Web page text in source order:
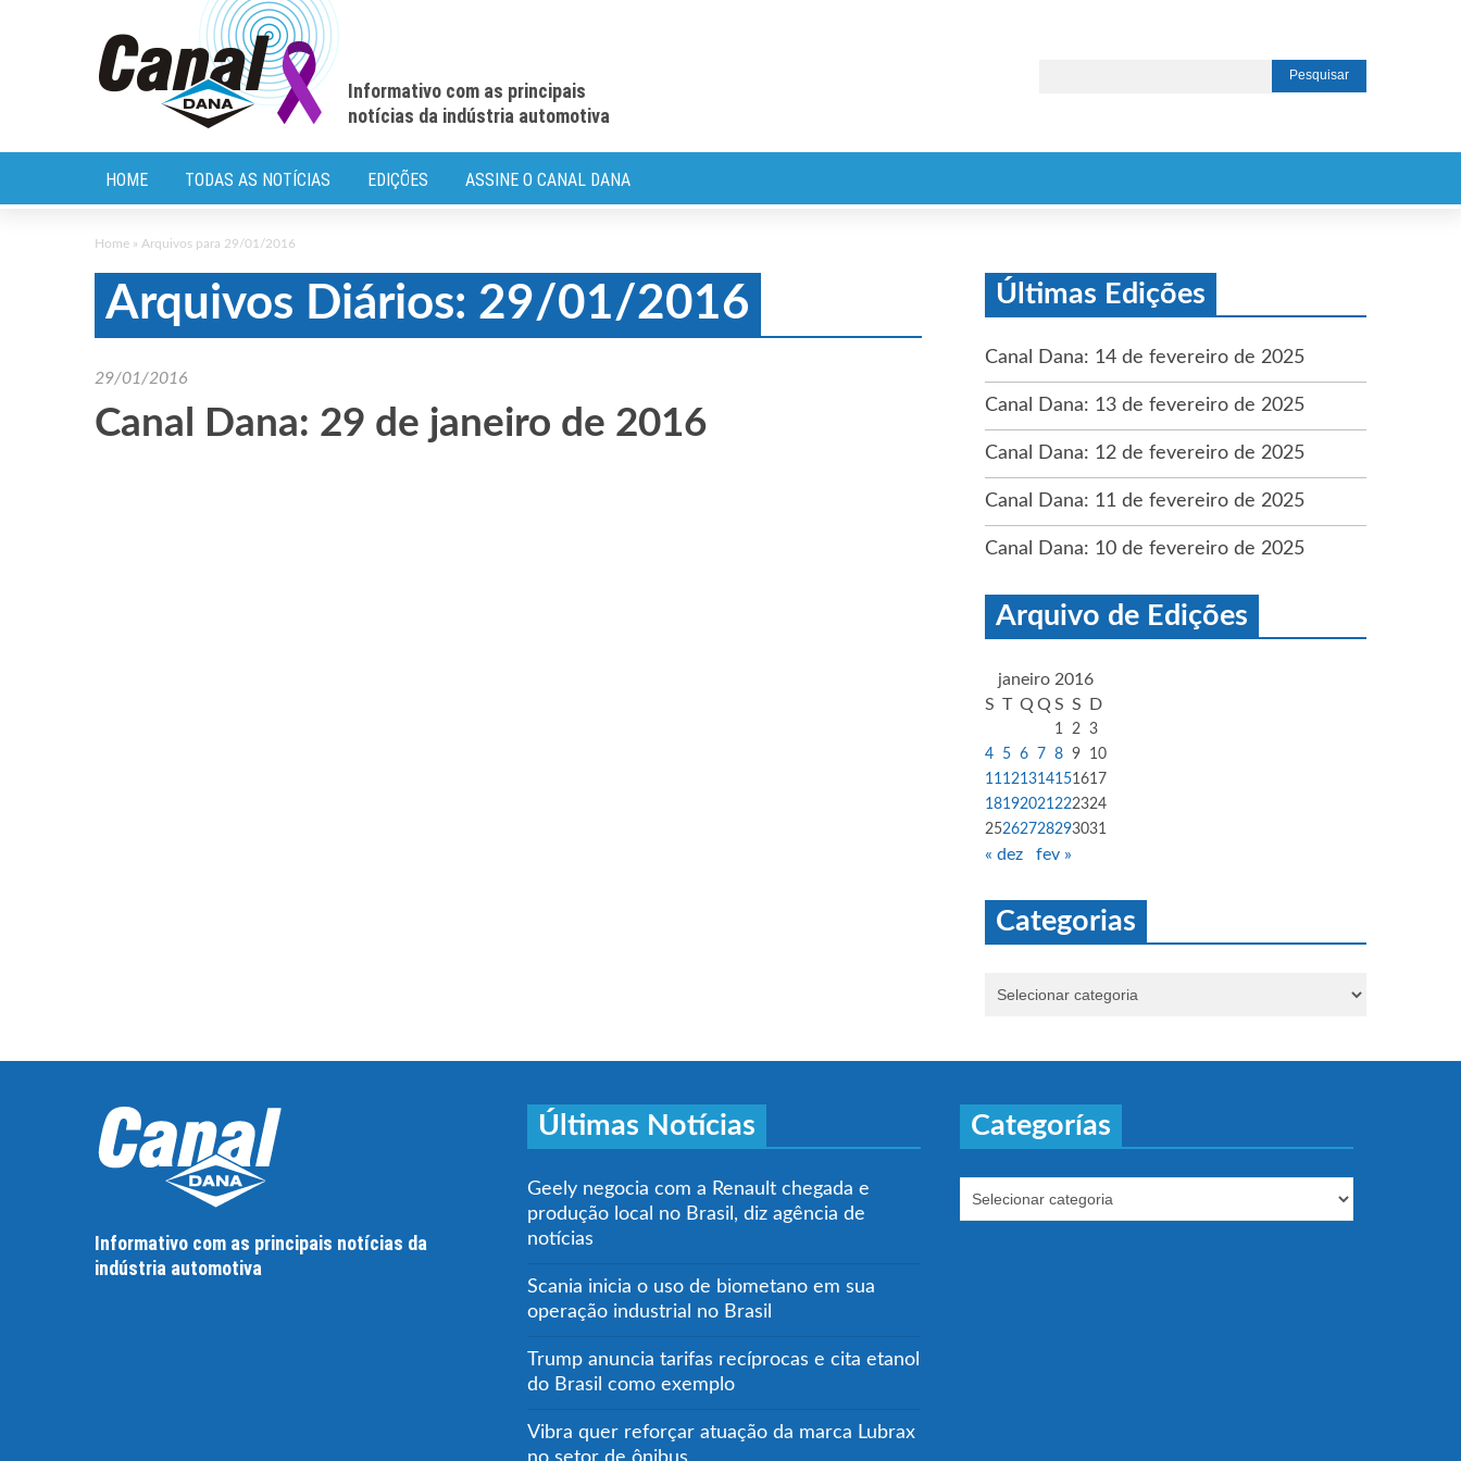
Informativo com as principais
notícias da indústria automotiva
HOME TODAS AS NOTÍCIAS EDIÇÕES ASSINE O CANAL DANA
Home » Arquivos para 29/01/2016
Arquivos Diários: 29/01/2016
29/01/2016
Canal Dana: 29 de janeiro de 2016
Últimas Edições
Canal Dana: 14 de fevereiro de 2025
Canal Dana: 13 de fevereiro de 2025
Canal Dana: 12 de fevereiro de 2025
Canal Dana: 11 de fevereiro de 2025
Canal Dana: 10 de fevereiro de 2025
Arquivo de Edições
janeiro 2016
S T Q Q S S D
1 2 3
4
5 6 7 8 9
10
11121314151617
18192021222324
25262728293031
« dez fev »
Categorias
Informativo com as principais notícias da
indústria automotiva
Últimas Notícias
Geely negocia com a Renault chegada e
produção local no Brasil, diz agência de
notícias
Scania inicia o uso de biometano em sua
operação industrial no Brasil
Trump anuncia tarifas recíprocas e cita etanol
do Brasil como exemplo
Vibra quer reforçar atuação da marca Lubrax
Categorías